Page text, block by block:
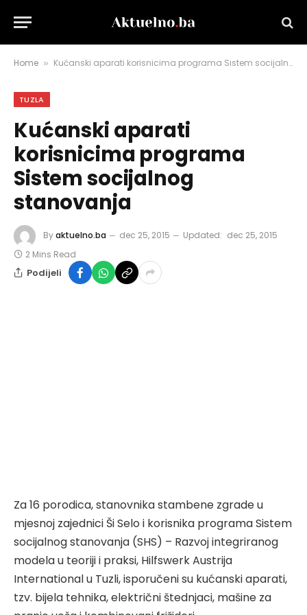
Home » Kućanski aparati korisnicima programa Sistem socijalnog stanovanja
TUZLA
Kućanski aparati
korisnicima programa
Sistem socijalnog
stanovanja
Byaktuelno.ba dec 25, 2015 Updated: dec 25, 2015
2 Mins Read
Podijeli
Za 16 porodica, stanovnika stambene zgrade u
mjesnoj zajednici Ši Selo i korisnika programa Sistem
socijalnog stanovanja (SHS) – Razvoj integriranog
modela u teoriji i praksi, Hilfswerk Austrija
International u Tuzli, isporučeni su kućanski aparati,
tzv. bijela tehnika, električni štednjaci, mašine za